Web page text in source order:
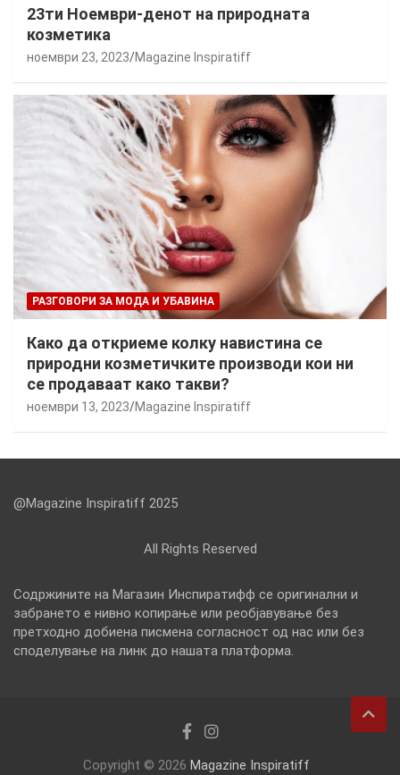
23ти Ноември-денот на природната
козметика
ноември 23, 2023 Magazine Inspiratiff
РАЗГОВОРИ ЗА МОДА И УБАВИНА
Како да откриеме колку навистина се
природни козметичките производи кои ни
се продаваат како такви?
ноември 13, 2023 Magazine Inspiratiff
@Magazine Inspiratiff 2025
All Rights Reserved
Содржините на Магазин Инспиратифф се оригинални и
забрането е нивно копирање или реобјавување без
претходно добиена писмена согласност од нас или без
споделување на линк до нашата платформа.
Copyright © 2026 Magazine Inspiratiff